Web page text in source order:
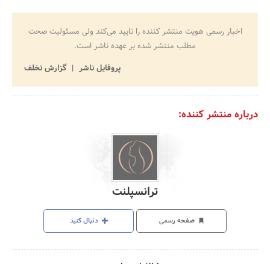
اخبار رسمی هویت منتشر کننده را تایید می‌کند ولی مسئولیت صحت
مطلب منتشر شده بر عهده ناشر است.
پروفایل ناشر
گزارش تخلف
درباره منتشر کننده:
ترانسپلنت
صفحه رسمی دنبال کنید